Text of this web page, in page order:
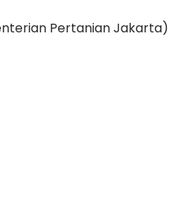
Pertanian Jakarta)